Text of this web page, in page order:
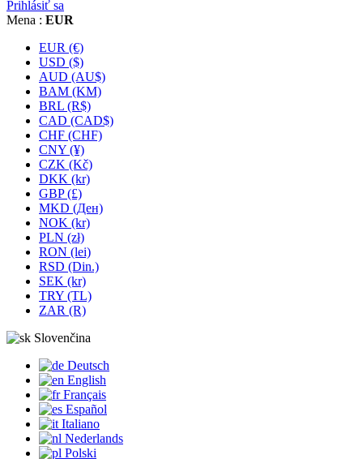
Prihlásiť sa
Mena : EUR
EUR (€)
USD ($)
AUD (AU$)
BAM (KM)
BRL (R$)
CAD (CAD$)
CHF (CHF)
CNY (¥)
CZK (Kč)
DKK (kr)
GBP (£)
MKD (Ден)
NOK (kr)
PLN (zł)
RON (lei)
RSD (Din.)
SEK (kr)
TRY (TL)
ZAR (R)
Slovenčina
Deutsch
English
Français
Español
Italiano
Nederlands
Polski